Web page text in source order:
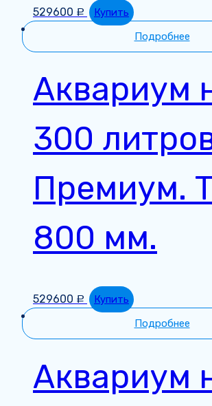
529600 Р
Купить
Подробнее
Аквариум
300
Премиум.
800 мм.
529600 Р
Купить
Подробнее
Аквариум